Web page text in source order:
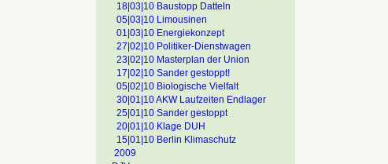
18|03|10 Baustopp Datteln
05|03|10 Limousinen
01|03|10 Energiekonzept
27|02|10 Politiker-Dienstwagen
23|02|10 Masterplan der Union
17|02|10 Sander gestoppt!
05|02|10 Biologische Vielfalt
30|01|10 AKW Laufzeiten Endlager
25|01|10 Sander gestoppt
20|01|10 Klage DUH
15|01|10 Berlin Klimaschutz
2009